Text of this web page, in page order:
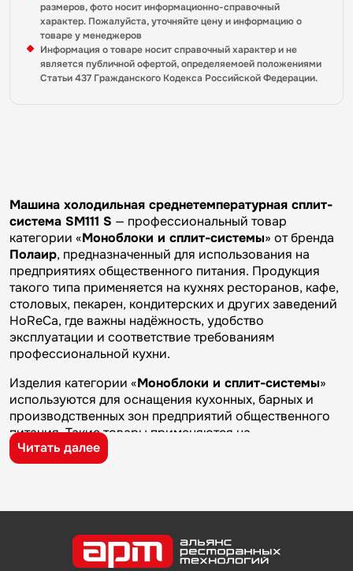
размеров, фото носит информационно-справочный
характер. Пожалуйста, уточняйте цену и информацию о
товаре у менеджеров
Информация о товаре носит справочный характер и не
является публичной офертой, определяемоей положениями
Статьи 437 Гражданского Кодекса Российской Федерации.
Машина холодильная среднетемпературная сплит-
система SM111 S — профессиональный товар
категории «Моноблоки и сплит-системы» от бренда
Полаир, предназначенный для использования на
предприятиях общественного питания. Продукция
такого типа применяется на кухнях ресторанов, кафе,
столовых, пекарен, кондитерских и других заведений
HoReCa, где важны надёжность, удобство
эксплуатации и соответствие требованиям
профессиональной кухни.
Изделия категории «Моноблоки и сплит-системы»
используются для оснащения кухонных, барных и
производственных зон предприятий общественного
питания. Такие товары применяются на
профессиональных кухнях ресторанов и кафе, в
столовых, пекарнях, кондитерских и на пищевых
работы.
Полаиризвестен на рынке профессионального
оборудования и кухонного инвентаря благодаря
Читать далее